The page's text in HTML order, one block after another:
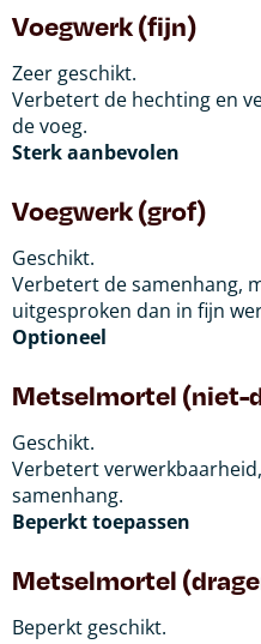
Voegwerk (fijn)
Zeer geschikt.
Verbetert de hechting en
de voeg.
Sterk aanbevolen
Voegwerk (grof)
Geschikt.
Verbetert de samenhang,
uitgesproken dan in fijn
Optioneel
Metselmortel (niet-
Geschikt.
Verbetert
samenhang.
Beperkt toepassen
Metselmortel
Beperkt geschikt.